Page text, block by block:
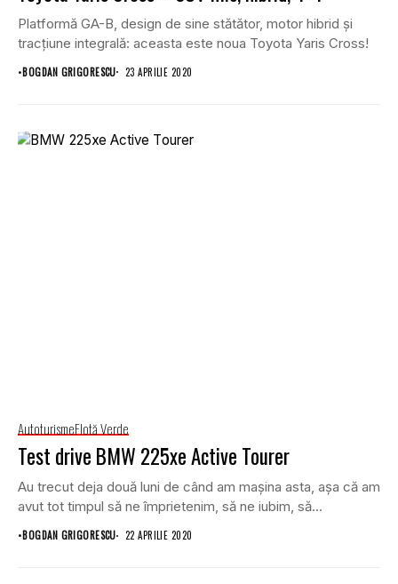
Platformă GA-B, design de sine stătător, motor hibrid și
tracțiune integrală: aceasta este noua Toyota Yaris Cross!
•BOGDAN GRIGORESCU 23 APRILIE 2020
AutoturismeFlotă Verde
Test drive BMW 225xe Active Tourer
Au trecut deja două luni de când am mașina asta, așa că am
avut tot timpul să ne împrietenim, să ne iubim, să...
•BOGDAN GRIGORESCU 22 APRILIE 2020